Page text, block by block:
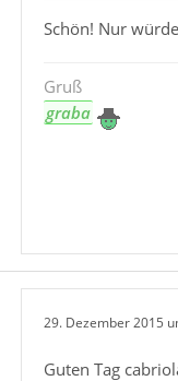
Schön! Nur
Gruß
graba
29. Dezember 2015
Guten Tag